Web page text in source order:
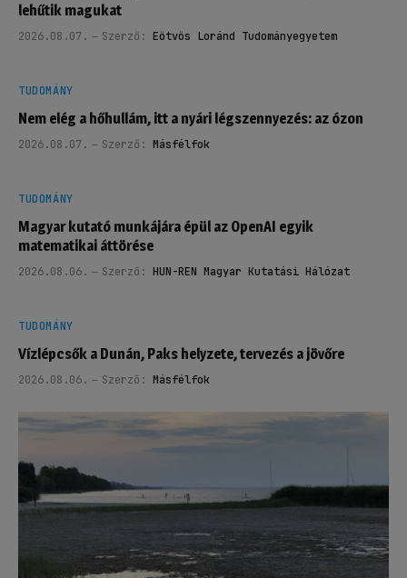
lehűtik magukat
2026.08.07. Szerző: Eötvös Loránd Tudományegyetem
TUDOMÁNY
Nem elég a hőhullám, itt a nyári légszennyezés: az ózon
2026.08.07. Szerző: Másfélfok
TUDOMÁNY
Magyar kutató munkájára épül az OpenAI egyik
matematikai áttörése
2026.08.06. Szerző: HUN-REN Magyar Kutatási Hálózat
TUDOMÁNY
Vízlépcsők a Dunán, Paks helyzete, tervezés a jövőre
2026.08.06. Szerző: Másfélfok